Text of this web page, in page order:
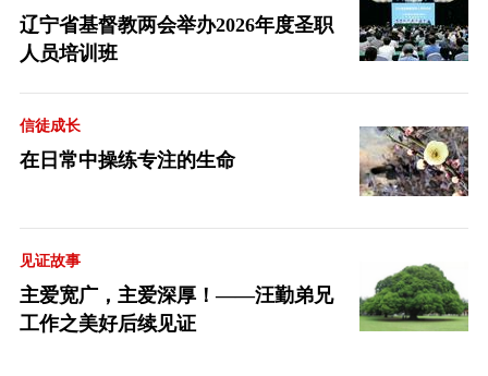
辽宁省基督教两会举办2026年度圣职
人员培训班
信徒成长
在日常中操练专注的生命
见证故事
主爱宽广，主爱深厚！——汪勤弟兄
工作之美好后续见证